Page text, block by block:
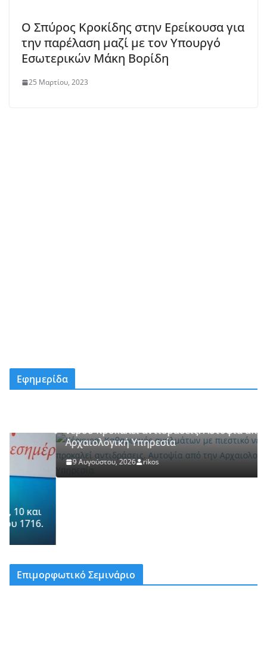
Ο Σπύρος Κροκίδης στην Ερείκουσα για
την παρέλαση μαζί με τον Υπουργό
Εσωτερικών Μάκη Βορίδη
25 Μαρτίου, 2023
Εφημερίδα
νερού προκαλεί αντιδράσεις. Αυτοψία από την
Αρχαιολογική Υπηρεσία
9 Αυγούστου, 2026 rikos
Επιμορφωτικό Σεμινάριο